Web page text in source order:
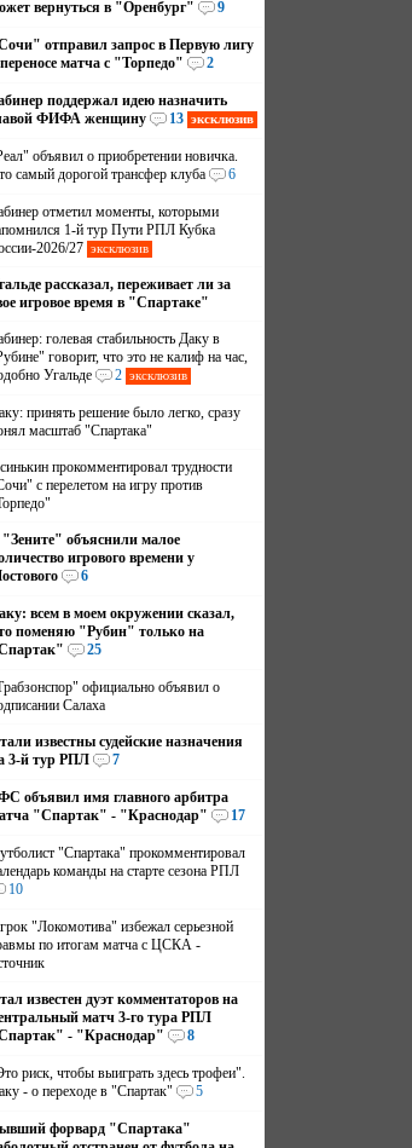
вернуться в "Оренбург"
9
отправил запрос в Первую лигу
матча с "Торпедо"
2
поддержал идею назначить
ФИФА женщину
13 эксклюзив
объявил о приобретении новичка.
самый дорогой трансфер клуба
6
отметил моменты, которыми
1-й тур Пути РПЛ Кубка
2026/27 эксклюзив
рассказал, переживает ли за
игровое время в "Спартаке"
голевая стабильность Даку в
говорит, что это не калиф на час,
Угальде
2 эксклюзив
принять решение было легко, сразу
масштаб "Спартака"
прокомментировал трудности
с перелетом на игру против
объяснили малое
игрового времени у
6
всем в моем окружении сказал,
поменяю "Рубин" только на
25
официально объявил о
Салаха
известны судейские назначения
3-й тур РПЛ
7
объявил имя главного арбитра
"Спартак" - "Краснодар"
17
"Спартака" прокомментировал
команды на старте сезона РПЛ
10
"Локомотива" избежал серьезной
по итогам матча с ЦСКА -
известен дуэт комментаторов на
матч 3-го тура РПЛ
- "Краснодар"
8
риск, чтобы выиграть здесь трофеи".
- о переходе в "Спартак"
5
форвард "Спартака"